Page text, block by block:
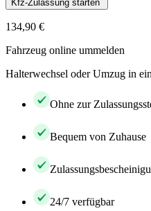
Kfz-Zulassung starten
134,90 €
Fahrzeug online ummelden
Halterwechsel oder Umzug in
Ohne zur
Bequem von Zuhause
24/7 verfügbar